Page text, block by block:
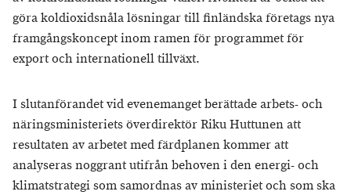
göra koldioxidsnåla lösningar till finländska företags nya
framgångskoncept inom ramen för programmet för
export och internationell tillväxt.
I slutanförandet vid evenemanget berättade arbets- och
näringsministeriets överdirektör Riku Huttunen att
resultaten av arbetet med färdplanen kommer att
analyseras noggrant utifrån behoven i den energi- och
klimatstrategi som samordnas av ministeriet och som ska